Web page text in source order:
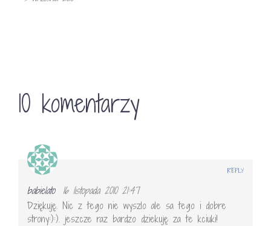
10 komentarzy
babielato
16 listopada 2010 21:47
Dziękuję. Nic z tego nie wyszlo ale sa tego i dobre
strony:):). jeszcze raz bardzo dziekuję za te kciuki!
REPLY